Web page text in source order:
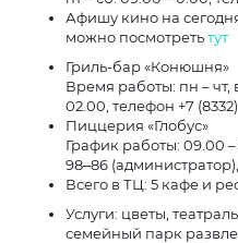
Афишу кино на
можно посмотретьтут
Гриль-бар «Конюшня»
Время работы: пн – чт,
02.00, телефон +7
Пиццерия «Глобус»
График работы: 09.00 – 23.00, телефоны +7
98‒86 (администратор),
Всего в ТЦ: 5 кафе и
Услуги: цветы,
семейный парк